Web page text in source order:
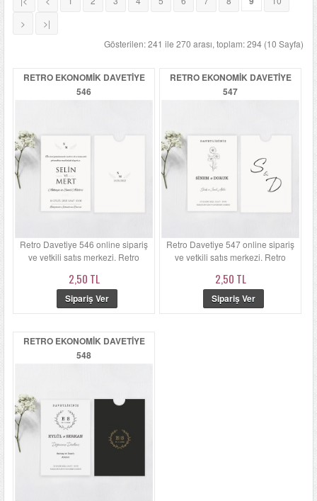
LÜKS DAVETIYELER
SIKÇA SORULANLAR
BLOG
İLETIŞIM
>
>|
Gösterilen: 241 ile 270 arası, toplam: 294 (10 Sayfa)
RETRO EKONOMIK DAVETIYE
546
Retro Davetiye 546 online sipariş
ve yetkili satış merkezi. Retro
2,50 TL
RETRO EKONOMIK DAVETIYE
547
Retro Davetiye 547 online sipariş
ve yetkili satış merkezi. Retro
2,50 TL
RETRO EKONOMIK DAVETIYE
548